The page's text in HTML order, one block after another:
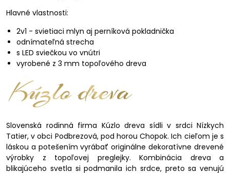
Hlavné vlastnosti:
2v1 - svietiaci mlyn aj perníková pokladnička
odnímateľná strecha
s LED sviečkou vo vnútri
vyrobené z 3 mm topoľového dreva
Slovenská rodinná firma Kúzlo dreva sídli v srdci Nízkych
Tatier, v obci Podbrezová, pod horou Chopok. Ich cieľom je s
láskou a potešením vyrábať originálne dekoratívne drevené
výrobky z topoľovej preglejky. Kombinácia dreva a
blikajúceho svetla si podmanila ich srdce, preto sa venujú